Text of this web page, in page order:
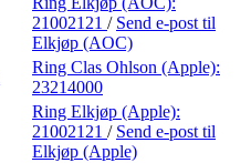
21002121 / Send e-post til
Elkjøp (AOC)
Ring Clas Ohlson (Apple):
23214000
Ring Elkjøp (Apple):
21002121 / Send e-post til
Elkjøp (Apple)